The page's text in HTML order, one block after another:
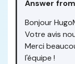
Answer
Bonjour
Votre avis
Merci
l'équipe !